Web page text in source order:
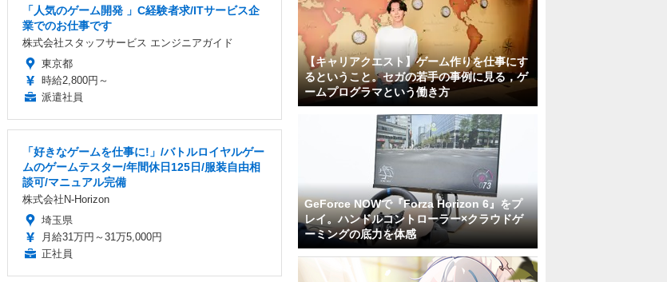
「人気のゲーム開発 」C経験者求/ITサービス企
業でのお仕事です
株式会社スタッフサービス エンジニアガイド
東京都
時給2,800円～
派遣社員
「好きなゲームを仕事に!」/バトルロイヤルゲー
ムのゲームテスター/年間休日125日/服装自由相
談可/マニュアル完備
株式会社N-Horizon
埼玉県
月給31万円～31万5,000円
正社員
【キャリアクエスト】ゲーム作りを仕事にす
るということ。セガの若手の事例に見る，ゲ
ームプログラマという働き方
GeForce NOWで『Forza Horizon 6』をプ
レイ。ハンドルコントローラー×クラウドゲ
ーミングの底力を体感